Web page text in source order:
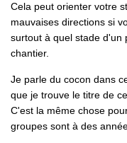
Cela peut orienter votre
mauvaises directions si
surtout à quel stade d'un
chantier.
Je parle du cocon dans
que je trouve le titre de
C'est la même chose
groupes sont à des